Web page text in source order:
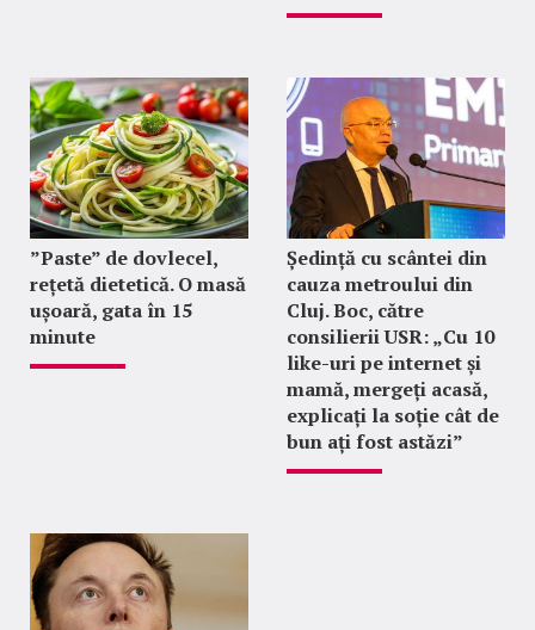
”Paste” de dovlecel,
rețetă dietetică. O masă
ușoară, gata în 15
minute
Ședință cu scântei din
cauza metroului din
Cluj. Boc, către
consilierii USR: „Cu 10
like-uri pe internet și
mamă, mergeți acasă,
explicați la soție cât de
bun ați fost astăzi”